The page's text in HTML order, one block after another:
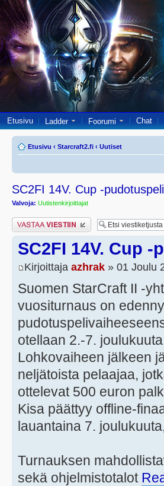
Etusivu Ladder Foorumi Chat
Etusivu ‹ Starcraft2.fi ‹ Uutiset
SC2FI 14V. Cup -
Valvoja: Uutistenkirjoittajat
Lähetä vastaus
SC2FI 14V. Cup
Kirjoittaja azhrak » 01 Joulu
Suomen StarCraft II -
vuositurnaus on
otellaan 2.-7.
Lohkovaiheen jälkeen
neljätoista pelaajaa,
ottelevat 500 euron
Kisa päättyy offline-
lauantaina 7.
Turnauksen
sekä ohjelmistotalot